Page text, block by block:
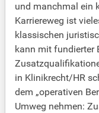
und manchmal ein
Karriereweg ist
klassischen
kann mit fundierter
in Klinikrecht/HR
dem „operativen
Umweg nehmen: